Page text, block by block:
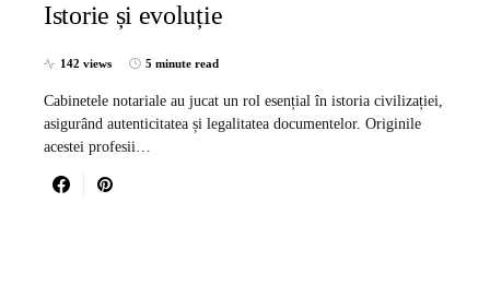
Istorie și evoluție
142 views 5 minute read
Cabinetele notariale au jucat un rol esențial în istoria civilizației,
asigurând autenticitatea și legalitatea documentelor. Originile
acestei profesii…